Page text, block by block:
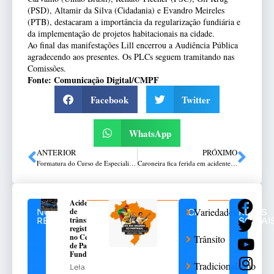
(PSD), Altamir da Silva (Cidadania) e Evandro Meireles
(PTB), destacaram a importância da regularização fundiária e
da implementação de projetos habitacionais na cidade.
Ao final das manifestações Lill encerrou a Audiência Pública
agradecendo aos presentes. Os PLCs seguem tramitando nas
Comissões.
Fonte: Comunicação Digital/CMPF
Facebook Twitter
WhatsApp
ANTERIOR
Formatura do Curso de Especialização em Políticas e Gestão de Segurança Pública
PRÓXIMO
Caroneira fica ferida em acidente no Boqueirão
NOTÍCIAS
RELACIONADAS
Acidente
de
trânsito
registrado
no Centro
de Passo
Fundo
Leia
CATEGORIAS
Variedades
Trânsito
Tradicionalismo
REDES